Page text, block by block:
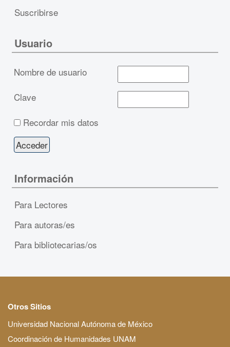
Suscribirse
Usuario
Nombre de usuario
Clave
Recordar mis datos
Información
Para Lectores
Para autoras/es
Para bibliotecarias/os
Otros Sitios
Universidad Nacional Autónoma de México
Coordinación de Humanidades UNAM